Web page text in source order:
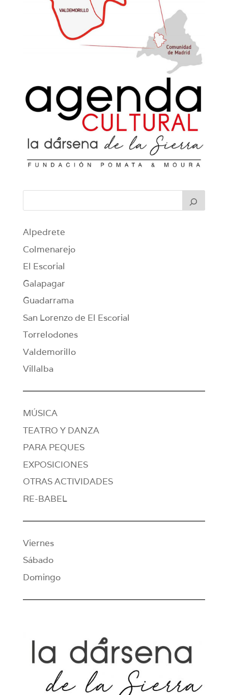
Alpedrete
Colmenarejo
El Escorial
Galapagar
Guadarrama
San Lorenzo de El Escorial
Torrelodones
Valdemorillo
Villalba
MÚSICA
TEATRO Y DANZA
PARA PEQUES
EXPOSICIONES
OTRAS ACTIVIDADES
RE-BABEL
Viernes
Sábado
Domingo